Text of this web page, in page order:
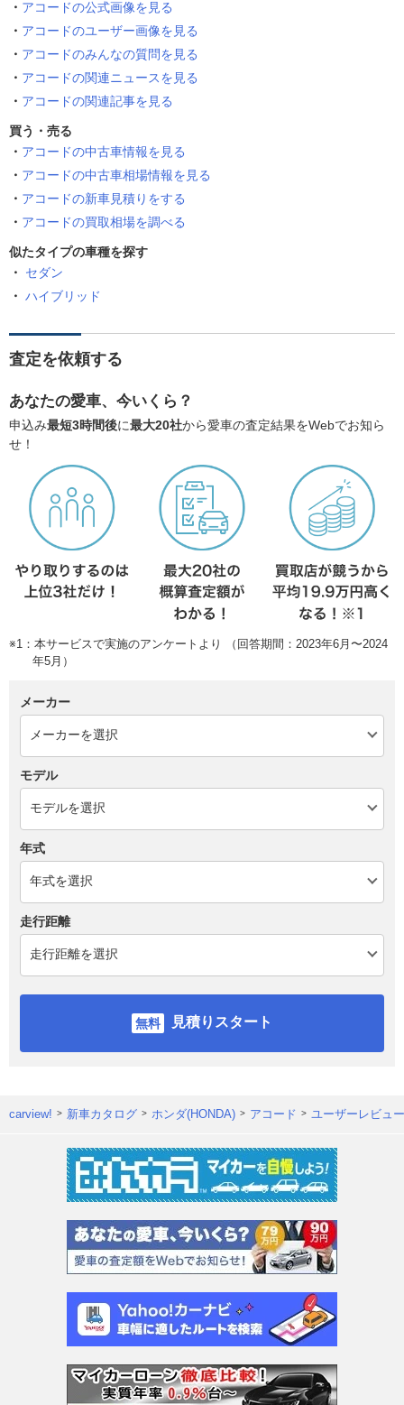
アコードの公式画像を見る
アコードのユーザー画像を見る
アコードのみんなの質問を見る
アコードの関連ニュースを見る
アコードの関連記事を見る
買う・売る
アコードの中古車情報を見る
アコードの中古車相場情報を見る
アコードの新車見積りをする
アコードの買取相場を調べる
似たタイプの車種を探す
セダン
ハイブリッド
査定を依頼する
あなたの愛車、今いくら？
申込み最短3時間後に最大20社から愛車の査定結果をWebでお知ら
せ！
※1：本サービスで実施のアンケートより （回答期間：2023年6月〜2024
年5月）
メーカー
モデル
年式
走行距離
見積りスタート
carview! 新車カタログ ホンダ(HONDA) アコード ユーザーレビュ